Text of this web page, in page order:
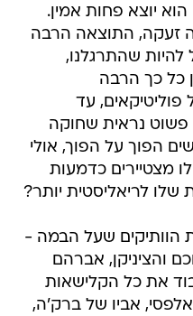
יוצא פחות אמין.
זעקה, התוצאה הרבה
להיות שהתרגלנו,
כל כך הרבה
פוליטיקאים, עד
נראית שחוקה
הפוך על הפוך, אולי
מצטיירים כדמעות
לריאליסטית יותר?
הוותיקים שעל הבמה -
והציניקן, אברהם
את כל הקלישאות
אביו של ברק'ה,